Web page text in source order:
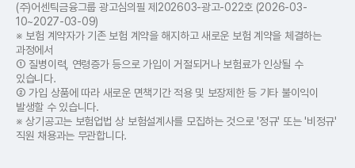
(주)어센틱금융그룹 광고심의필 제202603-광고-022호 (2026-03-
10~2027-03-09)
※ 보험 계약자가 기존 보험 계약을 해지하고 새로운 보험 계약을 체결하는
과정에서
① 질병이력, 연령증가 등으로 가입이 거절되거나 보험료가 인상될 수
있습니다.
② 가입 상품에 따라 새로운 면책기간 적용 및 보장제한 등 기타 불이익이
발생할 수 있습니다.
※ 상기공고는 보험업법 상 보험설계사를 모집하는 것으로 '정규' 또는 '비정규'
직원 채용과는 무관합니다.